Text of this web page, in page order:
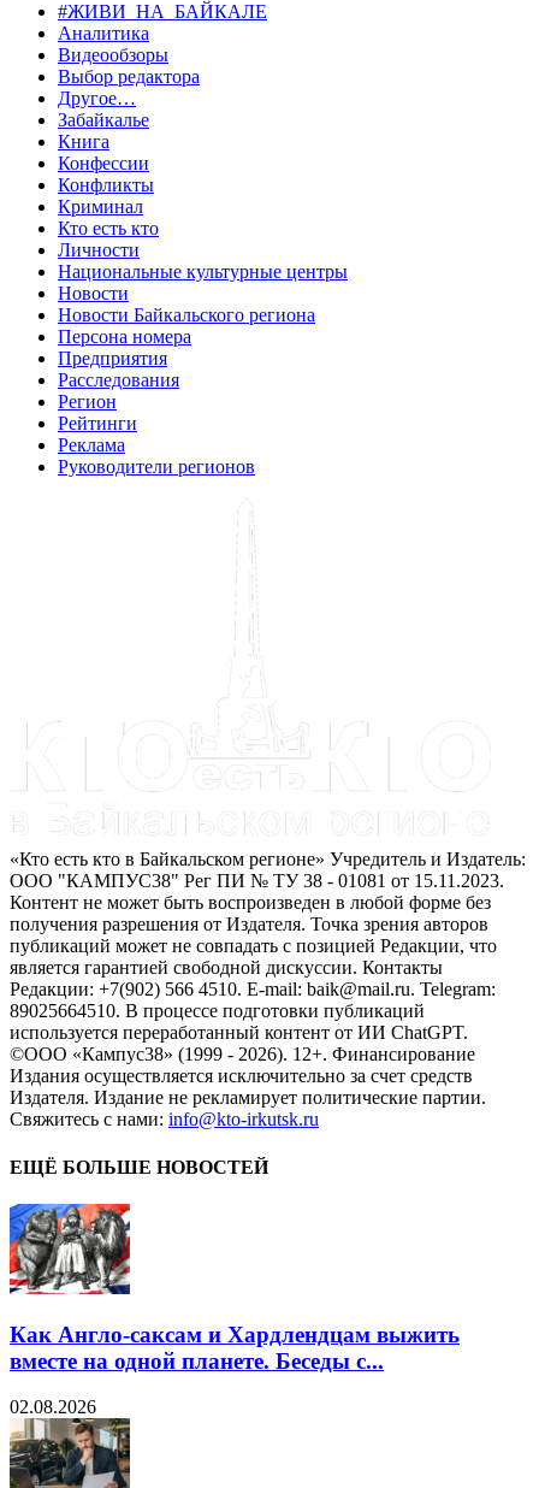
#ЖИВИ_НА_БАЙКАЛЕ
Аналитика
Видеообзоры
Выбор редактора
Другое…
Забайкалье
Книга
Конфессии
Конфликты
Криминал
Кто есть кто
Личности
Национальные культурные центры
Новости
Новости Байкальского региона
Персона номера
Предприятия
Расследования
Регион
Рейтинги
Реклама
Руководители регионов
«Кто есть кто в Байкальском регионе» Учредитель и Издатель:
ООО "КАМПУС38" Рег ПИ № ТУ 38 - 01081 от 15.11.2023.
Контент не может быть воспроизведен в любой форме без
получения разрешения от Издателя. Точка зрения авторов
публикаций может не совпадать с позицией Редакции, что
является гарантией свободной дискуссии. Контакты
Редакции: +7(902) 566 4510. E-mail: baik@mail.ru. Telegram:
89025664510. В процессе подготовки публикаций
используется переработанный контент от ИИ ChatGPT.
©ООО «Кампус38» (1999 - 2026). 12+. Финансирование
Издания осуществляется исключительно за счет средств
Издателя. Издание не рекламирует политические партии.
Свяжитесь с нами: info@kto-irkutsk.ru
ЕЩЁ БОЛЬШЕ НОВОСТЕЙ
Как Англо-саксам и Хардлендцам выжить
вместе на одной планете. Беседы с...
02.08.2026